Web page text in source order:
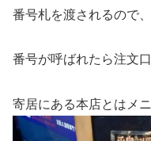
番号札を渡されるので
番号が呼ばれたら注文
寄居にある本店とはメ